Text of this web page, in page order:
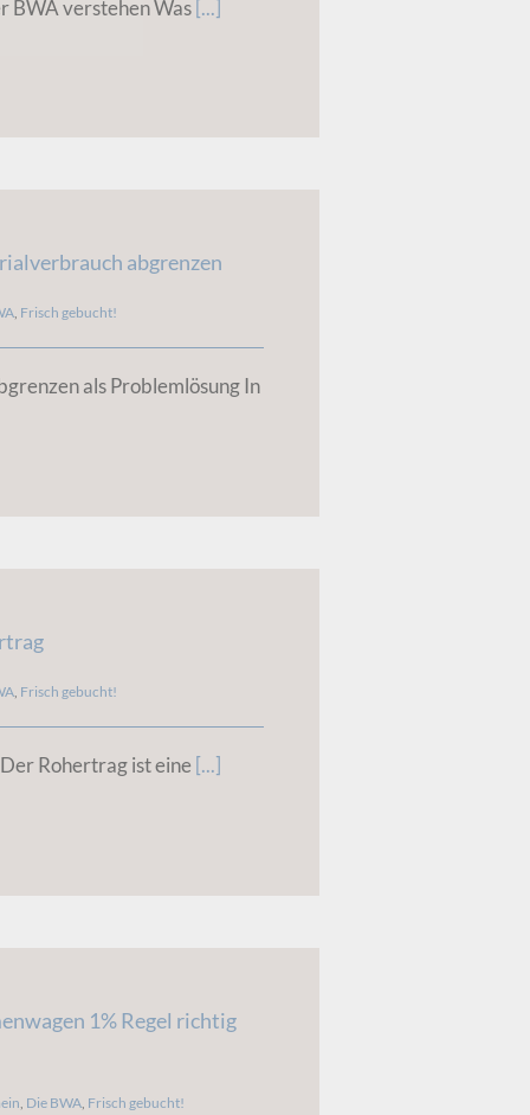
BWA verstehen Was[...]
abgrenzen
Frisch gebucht!
als Problemlösung In
Frisch gebucht!
Rohertrag ist eine [...]
1% Regel richtig
Die BWA Frisch gebucht!